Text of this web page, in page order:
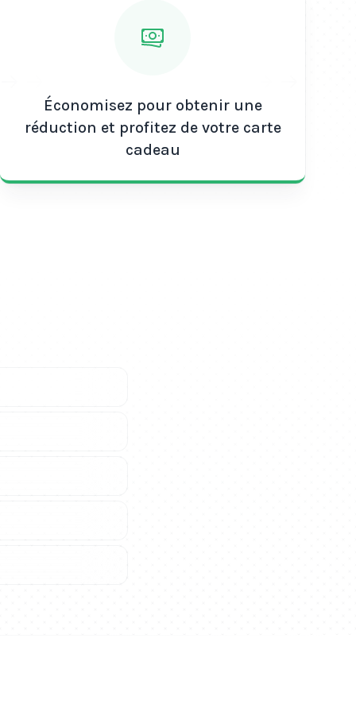
Économisez pour obtenir une
réduction et profitez de votre carte
cadeau